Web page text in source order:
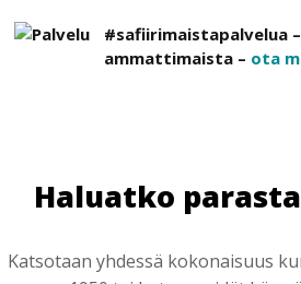
#safiirimaistapalvelua
ammattimaista – ota
Haluatko
Katsotaan yhdessä kokonaisuus